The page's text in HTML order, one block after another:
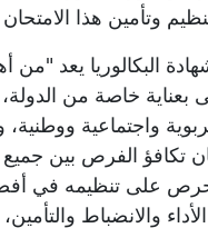
وتأمين هذا الامتحان
البكالوريا يعد "من
بعناية خاصة من الدولة،
واجتماعية ووطنية،
تكافؤ الفرص بين جميع
على تنظيمه في
والانضباط